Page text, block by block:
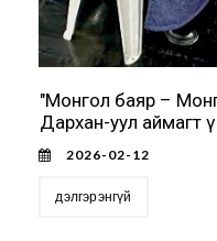
"Монгол баяр –
Дархан-уул аймагт
2026-02-12
дэлгэрэнгүй